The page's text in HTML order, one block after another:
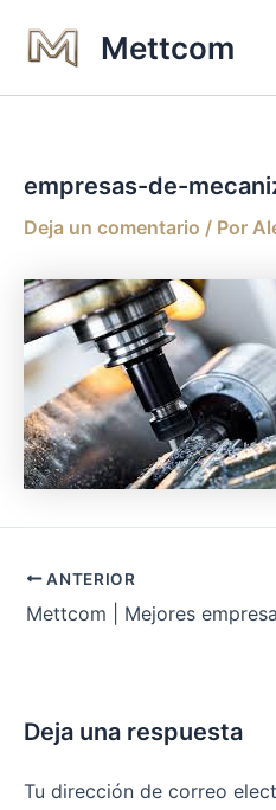
Mettcom
empresas-de-
Deja un comentario / Por
ANTERIOR
Mettcom | Mejores
Deja una respuesta
Tu dirección de correo